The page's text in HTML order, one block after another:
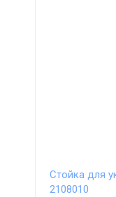
Стойка для
2108010